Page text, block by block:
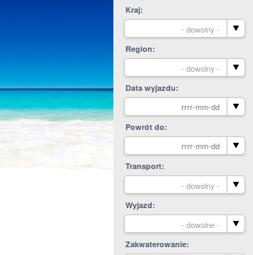
Kraj
- dowolny -
Region
- dowolny -
Data wyjazdu
Powrót do
Transport
- dowolny -
Wyjazd
- dowolne -
Zakwaterowanie